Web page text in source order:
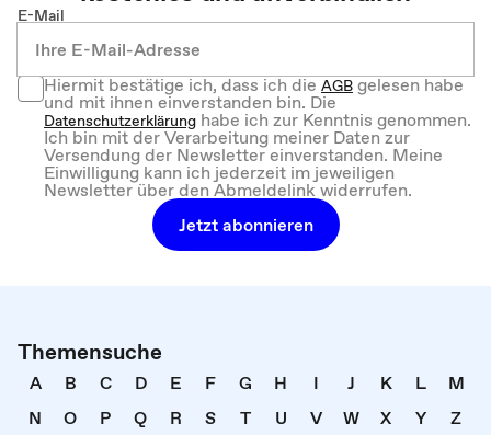
E-Mail
Hiermit bestätige ich, dass ich dieAGBgelesen habe
und mit ihnen einverstanden bin. Die
Datenschutzerklärung habe ich zur Kenntnis genommen.
Ich bin mit der Verarbeitung meiner Daten zur
Versendung der Newsletter einverstanden. Meine
Einwilligung kann ich jederzeit im jeweiligen
Newsletter über den Abmeldelink widerrufen.
Jetzt abonnieren
Themensuche
A B C D E F G H I J K L
M
N
O P Q R S T U V W X Y
Z